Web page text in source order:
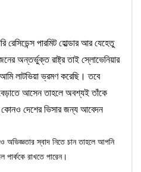
পারমিট হোল্ডার আর যেহেতু
অন্তর্ভুক্ত রাষ্ট্র তাই স্লোভেনিয়ার
আমি লাটভিয়া ভ্রমণ করেছি। তবে
আসেন তাহলে অবশ্যই তাঁকে
দেশের ভিসার জন্য আবেদন
স্বাদ নিতে চান তাহলে আপনি
পার্ককে রাখতে পারেন।